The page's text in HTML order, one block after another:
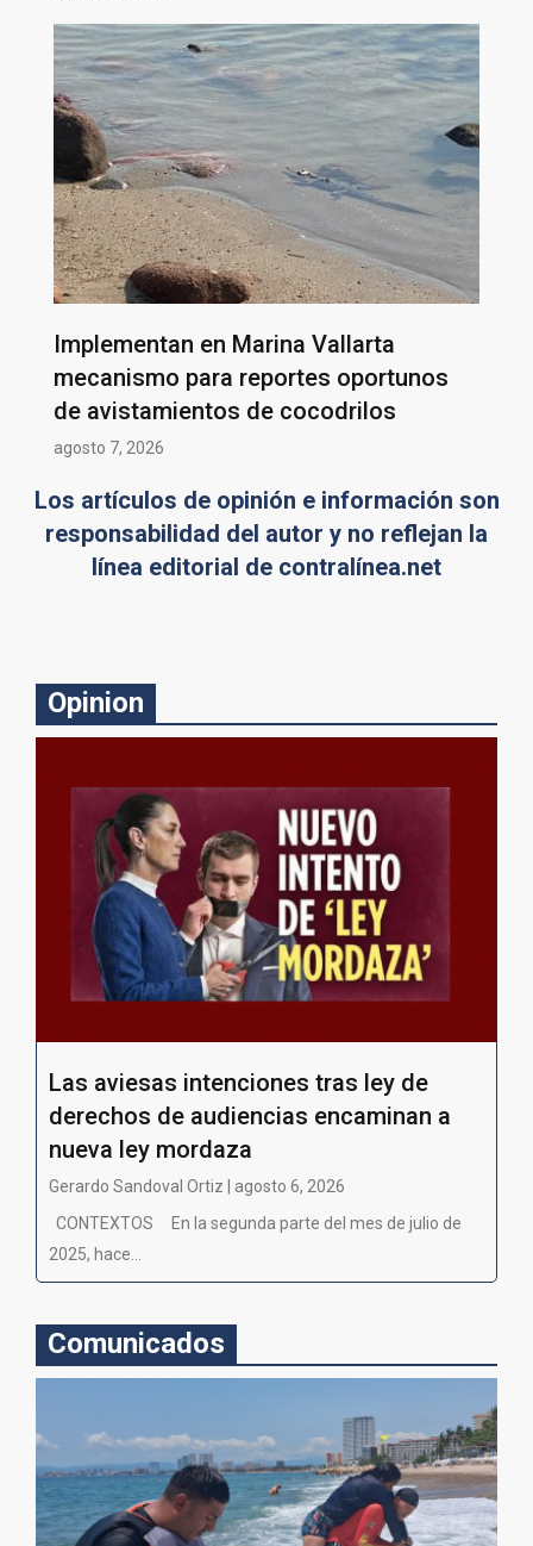
Implementan en Marina Vallarta
mecanismo para reportes oportunos
de avistamientos de cocodrilos
agosto 7, 2026
Los artículos de opinión e información son
responsabilidad del autor y no reflejan la
línea editorial de contralínea.net
Opinion
Las aviesas intenciones tras ley de
derechos de audiencias encaminan a
nueva ley mordaza
Gerardo Sandoval Ortiz | agosto 6, 2026
CONTEXTOS En la segunda parte del mes de julio de
2025, hace...
Comunicados